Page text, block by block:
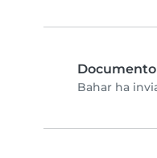
Bahar ha